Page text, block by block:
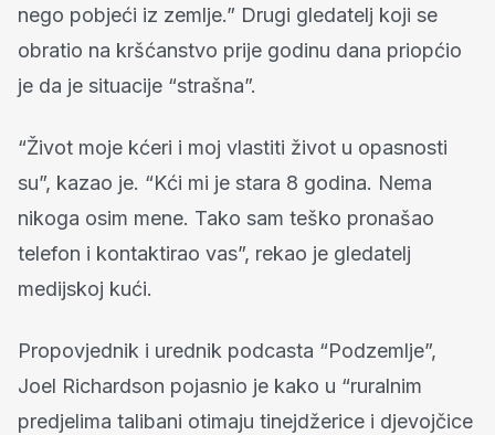
nego pobjeći iz zemlje.” Drugi gledatelj koji se
obratio na kršćanstvo prije godinu dana priopćio
je da je situacije “strašna”.
“Život moje kćeri i moj vlastiti život u opasnosti
su”, kazao je. “Kći mi je stara 8 godina. Nema
nikoga osim mene. Tako sam teško pronašao
telefon i kontaktirao vas”, rekao je gledatelj
medijskoj kući.
Propovjednik i urednik podcasta “Podzemlje”,
Joel Richardson pojasnio je kako u “ruralnim
predjelima talibani otimaju tinejdžerice i djevojčice